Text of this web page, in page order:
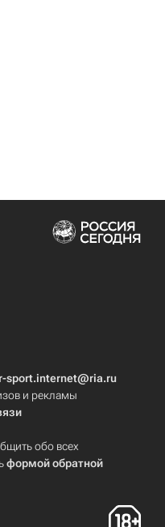
r-sport.internet@ria.ru
и рекламы
обо всех
формой обратной